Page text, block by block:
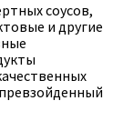
соусов,
и другие